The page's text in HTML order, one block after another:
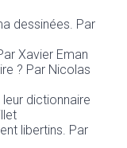
dessinées. Par
Xavier Eman
? Par Nicolas
dictionnaire
libertins. Par